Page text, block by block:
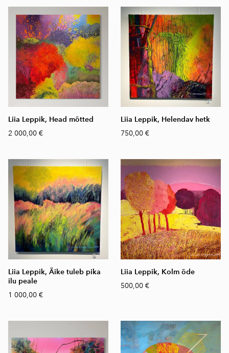
Liia Leppik, Head mõtted
2 000,00 €
Liia Leppik, Helendav hetk
750,00 €
Liia Leppik, Äike tuleb pika
ilu peale
1 000,00 €
Liia Leppik, Kolm õde
500,00 €